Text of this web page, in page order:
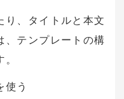
り、タイトルと本文
、テンプレートの構
使う